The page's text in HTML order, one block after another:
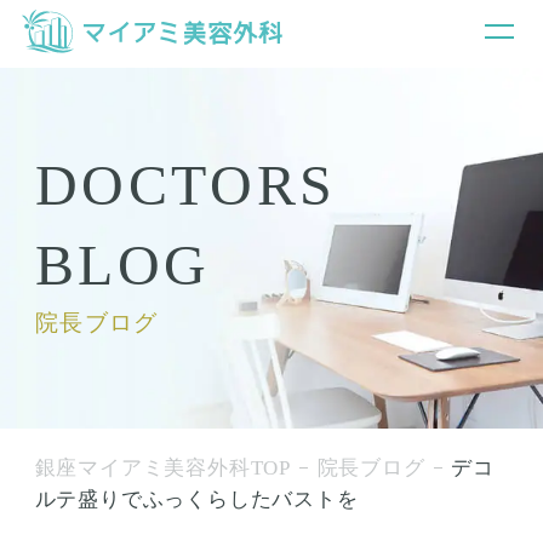
DOCTORS
BLOG
院長ブログ
銀座マイアミ美容外科TOP 院長ブログ
デコ
ルテ盛りでふっくらしたバストを